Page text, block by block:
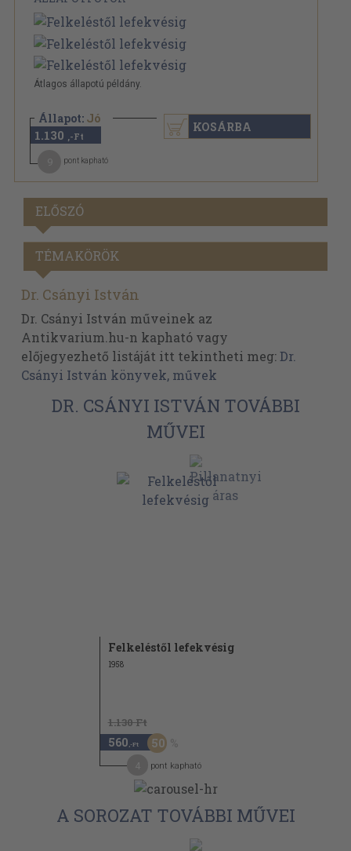
Átlagos állapotú példány.
Állapot: Jó
1.130 ,-Ft
pont kapható
KOSÁRBA
ELŐSZÓ
TÉMAKÖRÖK
Dr. Csányi István
Dr. Csányi István műveinek az
Antikvarium.hu-n kapható vagy
előjegyezhető listáját itt tekintheti meg:Dr.
Csányi István könyvek, művek
DR. CSÁNYI ISTVÁN TOVÁBBI
MŰVEI
Felkeléstől lefekvésig
1958
1.130 Ft
560 ,-Ft 50
pont kapható
A SOROZAT TOVÁBBI MŰVEI